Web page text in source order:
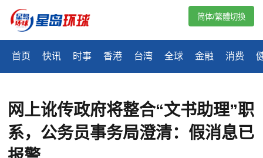
首页 快讯 时事 香港 台湾 全球 金融 消费
简体/繁體切換
网上讹传政府将整合“文书助理”职
系，公务员事务局澄清：假消息已